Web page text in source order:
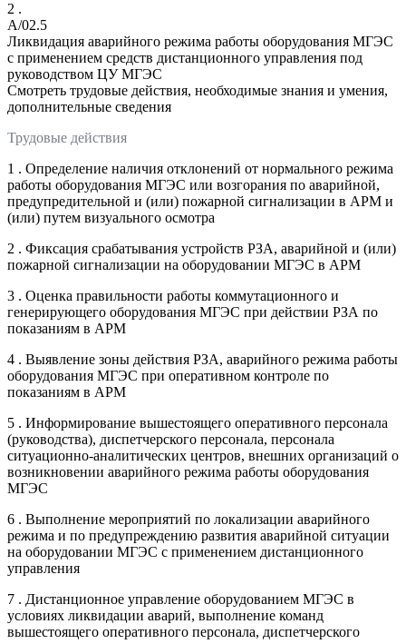
2 .
A/02.5
Ликвидация аварийного режима работы оборудования МГЭС
с применением средств дистанционного управления под
руководством ЦУ МГЭС
Смотреть трудовые действия, необходимые знания и умения,
дополнительные сведения
Трудовые действия
1 . Определение наличия отклонений от нормального режима
работы оборудования МГЭС или возгорания по аварийной,
предупредительной и (или) пожарной сигнализации в АРМ и
(или) путем визуального осмотра
2 . Фиксация срабатывания устройств РЗА, аварийной и (или)
пожарной сигнализации на оборудовании МГЭС в АРМ
3 . Оценка правильности работы коммутационного и
генерирующего оборудования МГЭС при действии РЗА по
показаниям в АРМ
4 . Выявление зоны действия РЗА, аварийного режима работы
оборудования МГЭС при оперативном контроле по
показаниям в АРМ
5 . Информирование вышестоящего оперативного персонала
(руководства), диспетчерского персонала, персонала
ситуационно-аналитических центров, внешних организаций о
возникновении аварийного режима работы оборудования
МГЭС
6 . Выполнение мероприятий по локализации аварийного
режима и по предупреждению развития аварийной ситуации
на оборудовании МГЭС с применением дистанционного
управления
7 . Дистанционное управление оборудованием МГЭС в
условиях ликвидации аварий, выполнение команд
вышестоящего оперативного персонала, диспетчерского